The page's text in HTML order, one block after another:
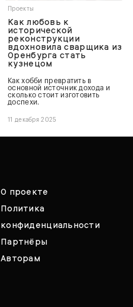
Проекты
Как любовь к
исторической
реконструкции
вдохновила сварщика из
Оренбурга стать
кузнецом
Как хобби превратить в
основной источник дохода и
сколько стоит изготовить
доспехи.
11 декабря 2025
О проекте
Политика
конфиденциальности
Партнёры
Авторам